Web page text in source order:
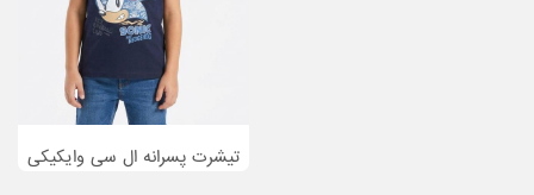
تیشرت پسرانه ال سی وایکیکی